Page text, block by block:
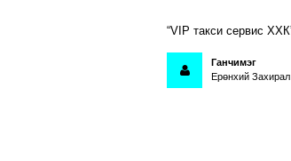
VIP такси сервис ХХК
Ганчимэг
Ерөнхий Захирал